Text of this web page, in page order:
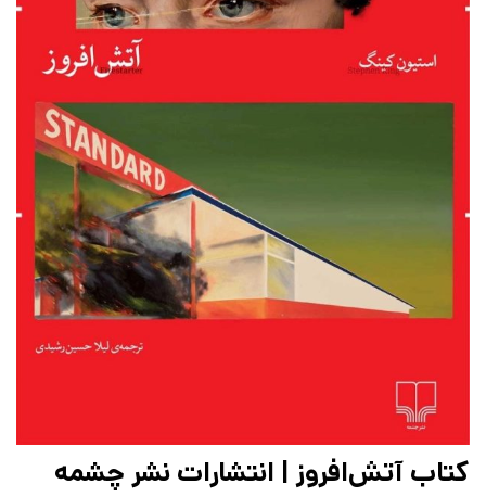
کتاب آتش‌افروز | انتشارات نشر چشمه